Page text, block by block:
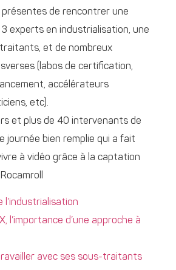
de rencontrer une
3 experts en industrialisation, une
et de nombreux
(labos de certification,
accélérateurs
etc).
et plus de 40 intervenants de
journée bien remplie qui a fait
à vidéo grâce à la captation
l’industrialisation
l’importance d’une approche à
avec ses sous-traitants